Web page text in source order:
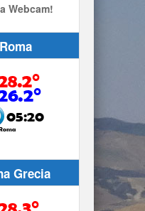
Webcam!
Grecia